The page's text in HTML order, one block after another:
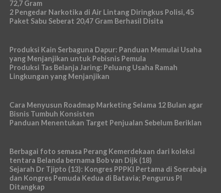
72,7 Gram
2 Pengedar Narkotika di Air Lintang Diringkus Polisi, 45
Paket Sabu Seberat 20,47 Gram Berhasil Disita
Produksi Kain Serbaguna Dapur: Panduan Memulai Usaha
yang Menjanjikan untuk Pebisnis Pemula
Produksi Tas Belanja Jaring: Peluang Usaha Ramah
Lingkungan yang Menjanjikan
Cara Menyusun Roadmap Marketing Selama 12 Bulan agar
Bisnis Tumbuh Konsisten
Panduan Menentukan Target Penjualan Sebelum Beriklan
Berbagai foto semasa Perang Kemerdekaan dari koleksi
tentara Belanda bernama Bob van Dijk (18)
Sejarah Dr Tjipto (13): Kongres PPPKI Pertama di Soerabaja
dan Kongres Pemuda Kedua di Batavia; Pengurus PI
Ditangkap